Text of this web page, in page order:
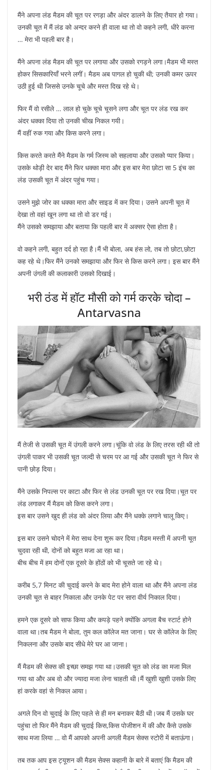
मैंने अपना लंड मैडम की चूत पर रगड़ा और अंदर डालने के लिए तैयार हो गया।
उनकी चूत में मैं लंड को अन्दर करने ही वाला था तो वो कहने लगी, धीरे करना
… मेरा भी पहली बार है।
मैंने अपना लंड मैडम की चूत पर लगाया और उसको रगड़ने लगा।मैडम भी मस्त
होकर सिसकारियाँ भरने लगीं। मैडम अब पागल हो चुकी थी; उनकी कमर ऊपर
उठी हुई थी जिससे उनके चूचे और मस्त दिख रहे थे।
फिर मैं वो रसीले … लाल हो चुके चूचे चूसने लगा और चूत पर लंड रख कर
अंदर धक्का दिया तो उनकी चीख निकल गयी।
मैं वहीं रुक गया और किस करने लगा।
किस करते करते मैंने मैडम के गर्म जिस्म को सहलाया और उसको प्यार किया।
उसके थोड़ी देर बाद मैंने फिर धक्का मारा और इस बार मेरा छोटा सा 5 इंच का
लंड उसकी चूत में अंदर पहुंच गया।
उसने मुझे जोर का धक्का मारा और साइड में कर दिया। उसने अपनी चूत में
देखा तो वहां खून लगा था तो वो डर गई।
मैंने उसको समझाया और बताया कि पहली बार में अक्सर ऐसा होता है।
वो कहने लगी, बहुत दर्द हो रहा है।मैं भी बोला, अब हंस लो, तब तो छोटा,छोटा
कह रहे थे।फिर मैंने उनको समझाया और फिर से किस करने लगा। इस बार मैंने
अपनी उंगली की कलाकारी उसको दिखाई।
भरी ठंड में हॉट मौसी को गर्म करके चोदा –
Antarvasna
मैं तेजी से उसकी चूत में उंगली करने लगा।चूंकि वो लंड के लिए तरस रही थी तो
उंगली पाकर भी उसकी चूत जल्दी से चरम पर आ गई और उसकी चूत ने फिर से
पानी छोड़ दिया।
मैंने उसके निपल्स पर काटा और फिर से लंड उनकी चूत पर रख दिया।चूत पर
लंड लगाकर मैं मैडम को किस करने लगा।
इस बार उसने खुद ही लंड को अंदर लिया और मैंने धक्के लगाने चालू किए।
इस बार उसने चोदने में मेरा साथ देना शुरू कर दिया।मैडम मस्ती में अपनी चूत
चुदवा रही थी, दोनों को बहुत मजा आ रहा था।
बीच बीच में हम दोनों एक दूसरे के होंठों को भी चूसते जा रहे थे।
करीब 5,7 मिनट की चुदाई करने के बाद मेरा होने वाला था और मैंने अपना लंड
उनकी चूत से बाहर निकाला और उनके पेट पर सारा वीर्य निकाल दिया।
हमने एक दूसरे को साफ किया और कपड़े पहने क्योंकि अगला बैच स्टार्ट होने
वाला था।तब मैडम ने बोला, तुम कल कॉलेज मत जाना। घर से कॉलेज के लिए
निकलना और उसके बाद सीधे मेरे घर आ जाना।
मैं मैडम की सेक्स की इच्छा समझ गया था।उसकी चूत को लंड का मजा मिल
गया था और अब वो और ज्यादा मजा लेना चाहती थी।मैं खुशी खुशी उसके लिए
हां करके वहां से निकल आया।
अगले दिन वो चुदाई के लिए पहले से ही मन बनाकर बैठी थी।जब मैं उसके घर
पहुंचा तो फिर मैंने मैडम की चुदाई किस,किस पोजीशन में की और कैसे उसके
साथ मजा लिया … वो मैं आपको अपनी अगली मैडम सेक्स स्टोरी में बताऊंगा।
तब तक आप इस ट्यूशन की मैडम सेक्स कहानी के बारे में बताएं कि मैडम की